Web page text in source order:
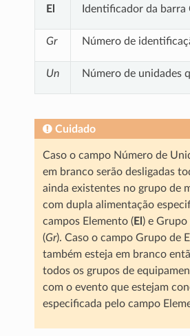
El Identificador da barra
Gr Número de
Un Número de unidades
Cuidado
Caso o campo Número de
em branco serão desligadas
ainda existentes no grupo de
com dupla alimentação
campos Elemento (El ) e
(Gr). Caso o campo Grupo de
também esteja em branco
todos os grupos de
com o evento que estejam
especificada pelo campo